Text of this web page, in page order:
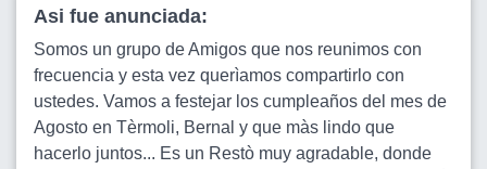
Asi fue anunciada:
Somos un grupo de Amigos que nos reunimos con
frecuencia y esta vez querìamos compartirlo con
ustedes. Vamos a festejar los cumpleaños del mes de
Agosto en Tèrmoli, Bernal y que màs lindo que
hacerlo juntos... Es un Restò muy agradable, donde